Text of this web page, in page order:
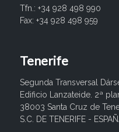
Tfn.: +34 928 498 990
Fax: +34 928 498 959
Tenerife
Segunda Transversal
Edificio Lanzateide. 2ª
38003 Santa Cruz de
S.C. DE TENERIFE -